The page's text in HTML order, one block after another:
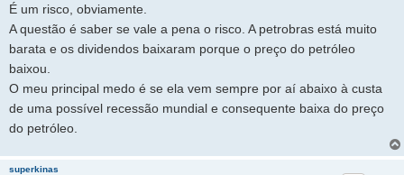
s
a
g
e
É um risco, obviamente.
A questão é saber se vale a pena o risco. A petrobras está muito
barata e os dividendos baixaram porque o preço do petróleo
baixou.
O meu principal medo é se ela vem sempre por aí abaixo à custa
de uma possível recessão mundial e consequente baixa do preço
do petróleo.
superkinas